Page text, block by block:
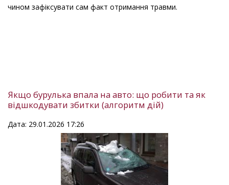
чином зафіксувати сам факт отримання травми.
Якщо бурулька впала на авто: що робити та як
відшкодувати збитки (алгоритм дій)
Дата: 29.01.2026 17:26